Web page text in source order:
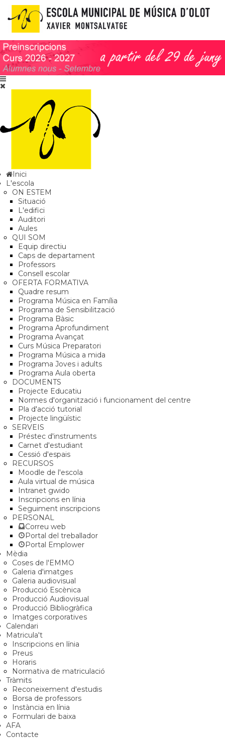
Inici
L'escola
ON ESTEM
Situació
L'edifici
Auditori
Aules
QUI SOM
Equip directiu
Caps de departament
Professors
Consell escolar
OFERTA FORMATIVA
Quadre resum
Programa Música en Família
Programa de Sensibilització
Programa Bàsic
Programa Aprofundiment
Programa Avançat
Curs Música Preparatori
Programa Música a mida
Programa Joves i adults
Programa Aula oberta
DOCUMENTS
Projecte Educatiu
Normes d'organització i funcionament del centre
Pla d'acció tutorial
Projecte lingüístic
SERVEIS
Préstec d'instruments
Carnet d'estudiant
Cessió d'espais
RECURSOS
Moodle de l'escola
Aula virtual de música
Intranet gwido
Inscripcions en línia
Seguiment inscripcions
PERSONAL
Correu web
Portal del treballador
Portal Emplower
Mèdia
Coses de l'EMMO
Galeria d'imatges
Galeria audiovisual
Producció Escènica
Producció Audiovisual
Producció Bibliogràfica
Imatges corporatives
Calendari
Matricula't
Inscripcions en línia
Preus
Horaris
Normativa de matriculació
Tràmits
Reconeixement d'estudis
Borsa de professors
Instància en línia
Formulari de baixa
AFA
Contacte